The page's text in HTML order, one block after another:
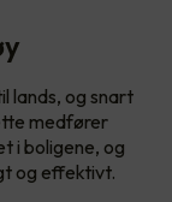
lands, og snart
medfører
i boligene, og
og effektivt.